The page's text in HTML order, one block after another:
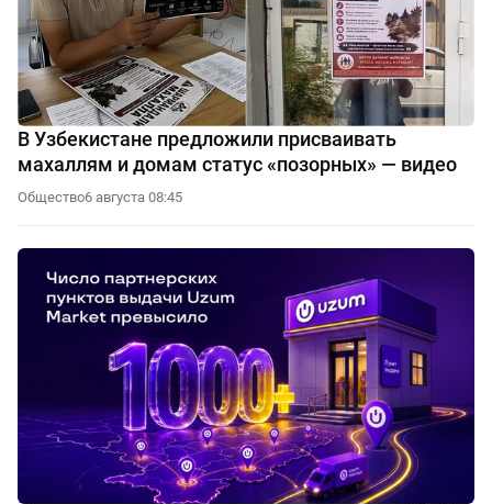
В Узбекистане предложили присваивать
махаллям и домам статус «позорных» — видео
Общество6 августа 08:45